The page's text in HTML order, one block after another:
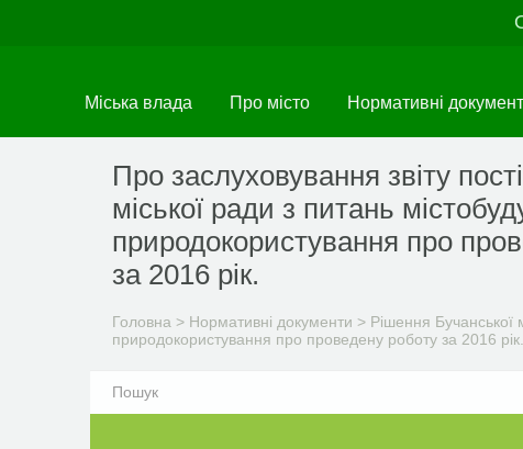
Міська влада Про місто Нормативні
Про заслуховування звіту
міської ради з питань
природокористування про
за 2016 рік.
Головна > Нормативні документи > Рішення Бучанської
природокористування про проведену роботу за 2016 рік.